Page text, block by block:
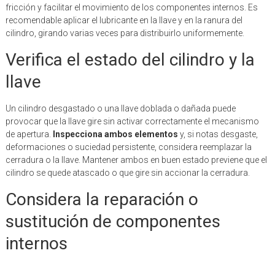
fricción y facilitar el movimiento de los componentes internos. Es
recomendable aplicar el lubricante en la llave y en la ranura del
cilindro, girando varias veces para distribuirlo uniformemente.
Verifica el estado del cilindro y la
llave
Un cilindro desgastado o una llave doblada o dañada puede
provocar que la llave gire sin activar correctamente el mecanismo
de apertura.
Inspecciona ambos elementos y, si notas desgaste,
deformaciones o suciedad persistente, considera reemplazar la
cerradura o la llave. Mantener ambos en buen estado previene que el
cilindro se quede atascado o que gire sin accionar la cerradura.
Considera la reparación o
sustitución de componentes
internos